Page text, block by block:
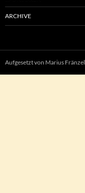
ARCHIVE
Aufgesetzt von Marius Fränzel